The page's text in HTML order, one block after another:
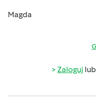
Magda
Zaloguj lub